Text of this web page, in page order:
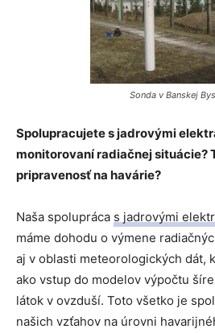
Sonda v Banskej
Spolupracujete s jadrovými
monitorovaní radiačnej situácie?
pripravenosť na havárie?
Naša spolupráca s jadrovými
máme dohodu o výmene
aj v oblasti meteorologických dát,
ako vstup do modelov výpočtu
látok v ovzduší. Toto všetko je
našich vzťahov na úrovni